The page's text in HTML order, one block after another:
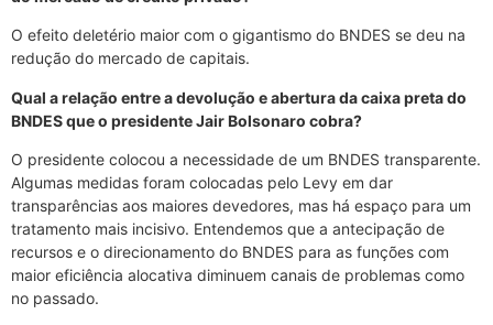
O efeito deletério maior com o gigantismo do BNDES se deu na
redução do mercado de capitais.
Qual a relação entre a devolução e abertura da caixa preta do
BNDES que o presidente Jair Bolsonaro cobra?
O presidente colocou a necessidade de um BNDES transparente.
Algumas medidas foram colocadas pelo Levy em dar
transparências aos maiores devedores, mas há espaço para um
tratamento mais incisivo. Entendemos que a antecipação de
recursos e o direcionamento do BNDES para as funções com
maior eficiência alocativa diminuem canais de problemas como
no passado.